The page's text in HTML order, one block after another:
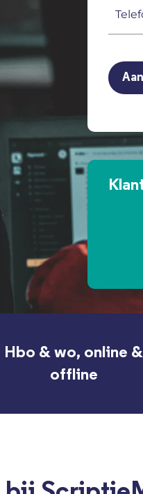
Hbo & wo, online &
offline